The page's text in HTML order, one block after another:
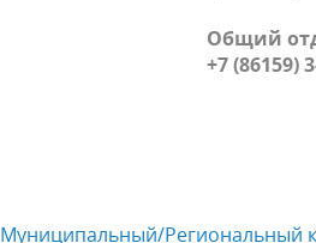
Общий
+7 (86159)
Муниципальный/Региональный